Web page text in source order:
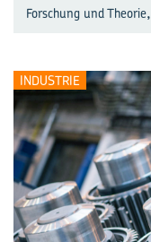
Forschung und Theorie,
INDUSTRIE